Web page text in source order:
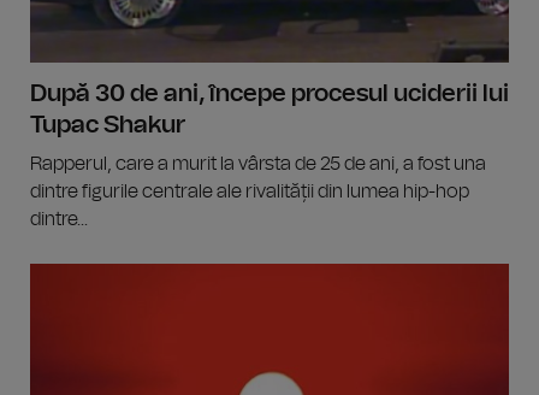
După 30 de ani, începe procesul uciderii lui
Tupac Shakur
Rapperul, care a murit la vârsta de 25 de ani, a fost una
dintre figurile centrale ale rivalității din lumea hip-hop
dintre...